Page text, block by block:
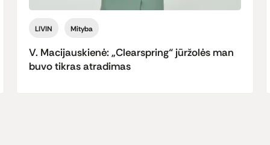
LIVIN Mityba
V. Macijauskienė: „Clearspring“ jūržolės man
buvo tikras atradimas